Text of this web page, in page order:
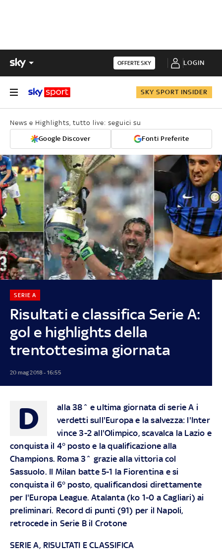
OFFERTE SKY LOGIN
SKY SPORT INSIDER
News e Highlights, tutto live: seguici su
Google Discover Fonti Preferite
Risultati e classifica Serie A:
gol e highlights della
trentottesima giornata
SERIE A
20 mag 2018 - 16:55
D
alla 38^ e ultima giornata di serie A i
verdetti sull'Europa e la salvezza: l'Inter
vince 3-2 all'Olimpico, scavalca la Lazio e
conquista il 4° posto e la qualificazione alla
Champions. Roma 3^ grazie alla vittoria col
Sassuolo. Il Milan batte 5-1 la Fiorentina e si
conquista il 6° posto, qualificandosi direttamente
per l'Europa League. Atalanta (ko 1-0 a Cagliari) ai
preliminari. Record di punti (91) per il Napoli,
retrocede in Serie B il Crotone
SERIE A, RISULTATI E CLASSIFICA